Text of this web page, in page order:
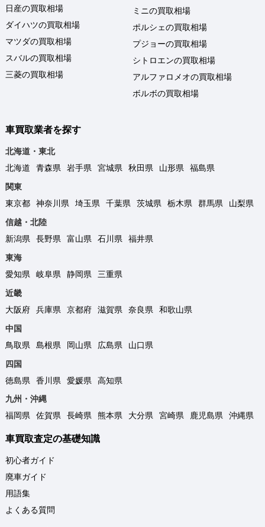
日産の買取相場
ダイハツの買取相場
マツダの買取相場
スバルの買取相場
三菱の買取相場
ミニの買取相場
ポルシェの買取相場
プジョーの買取相場
シトロエンの買取相場
アルファロメオの買取相場
ボルボの買取相場
車買取業者を探す
北海道・東北
北海道
青森県 岩手県 宮城県 秋田県 山形県
福島県
関東
東京都
神奈川県 埼玉県 千葉県 茨城県 栃木県 群馬県
山梨県
信越・北陸
新潟県
長野県 富山県 石川県
福井県
東海
愛知県
岐阜県 静岡県
三重県
近畿
大阪府
兵庫県 京都府 滋賀県 奈良県
和歌山県
中国
鳥取県
島根県 岡山県 広島県
山口県
四国
徳島県
香川県 愛媛県
高知県
九州・沖縄
福岡県
佐賀県 長崎県 熊本県 大分県 宮崎県 鹿児島県 沖縄県
車買取査定の基礎知識
初心者ガイド
廃車ガイド
用語集
よくある質問